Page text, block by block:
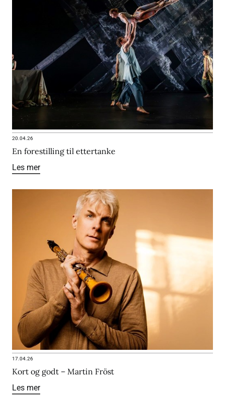
20.04.26
En forestilling til ettertanke
Les mer
17.04.26
Kort og godt – Martin Fröst
Les mer